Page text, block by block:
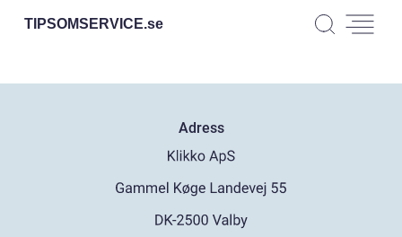
TIPSOMSERVICE.se
Adress